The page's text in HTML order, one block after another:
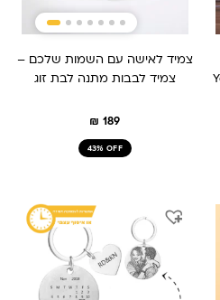
צמיד לאישה עם השמות שלכם –
צמיד לבבות מתנה לבת זוג
₪ 189
43% OFF
המקורי
₪ 209.
הנוכחי
₪ 149.